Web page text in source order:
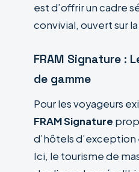
est d’offrir un cadre
convivial, ouvert sur
FRAM Signature :
de gamme
Pour les voyageurs
FRAM Signature
d’hôtels
Ici, le tourisme de